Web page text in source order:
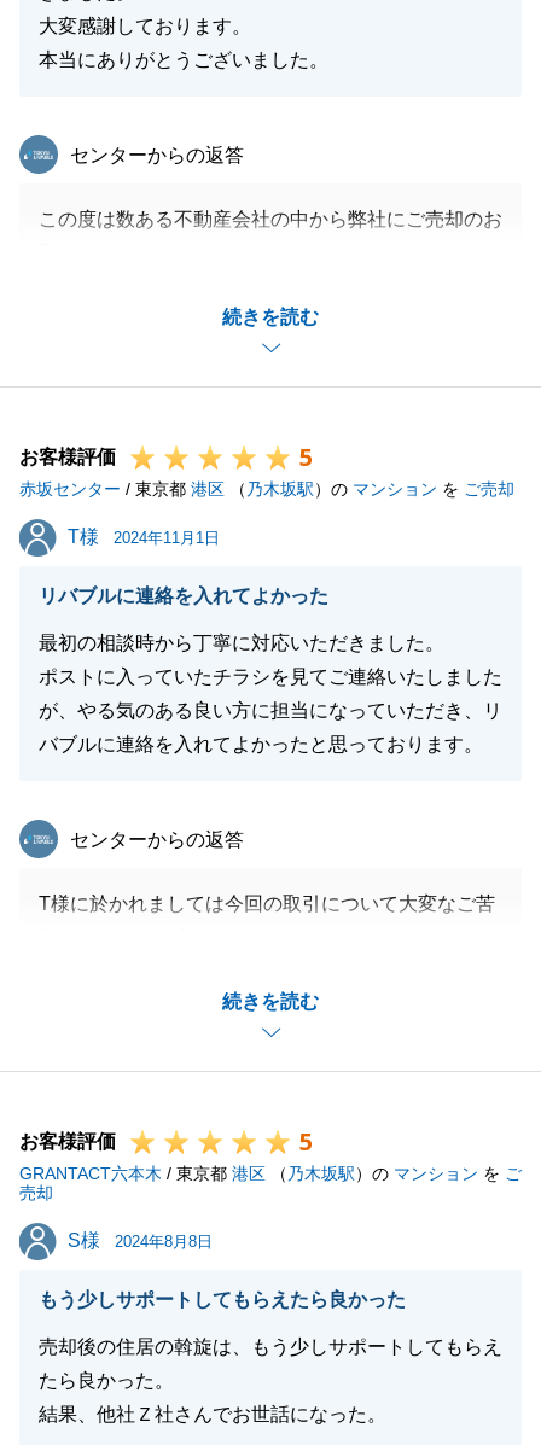
大変感謝しております。
本当にありがとうございました。
続きを読む
東急リバブル
センターからの返答
この度は数ある不動産会社の中から弊社にご売却のお
T様ご家族様のお役に立てましたこと、大変嬉しく思
このご縁を大切にさせて頂きたく、末永く、今後共、
お客様評価 5
赤坂センター / 東京都 港区 （ 乃木坂駅）の マンション を ご売却
T様
T様 2024年11月1日
リバブルに連絡を入れてよかった
最初の相談時から丁寧に対応いただきました。
ポストに入っていたチラシを見てご連絡いたしました
が、やる気のある良い方に担当になっていただき、リ
バブルに連絡を入れてよかったと思っております。
続きを読む
東急リバブル
センターからの返答
T様に於かれましては今回の取引について大変なご苦
時期に室内の整理をされていらっしゃるお姿に頭が下
税金面や他のご所有物件との兼ね合いでの多大なご心
る次第でございます。
私は果たして今回の取引の一助になれたでしょうか。
T様からのご評価を胸に不肖、今後も邁進して参る次
第でございます。
閉じる
お客様評価 5
GRANTACT六本木 / 東京都 港区 （ 乃木坂駅）の マンション を ご
売却
S様
S様 2024年8月8日
もう少しサポートしてもらえたら良かった
売却後の住居の斡旋は、もう少しサポートしてもらえ
たら良かった。
結果、他社Ｚ社さんでお世話になった。